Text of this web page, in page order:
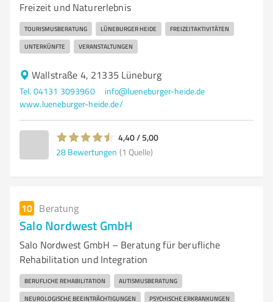
Freizeit und Naturerlebnis
TOURISMUSBERATUNG LÜNEBURGER HEIDE FREIZEITAKTIVITÄTEN
UNTERKÜNFTE VERANSTALTUNGEN
Wallstraße 4, 21335 Lüneburg
Tel. 04131 3093960
info@lueneburger-heide.de
www.lueneburger-heide.de/
4,40 / 5,00
28 Bewertungen (1 Quelle)
10 Beratung
Salo Nordwest GmbH
Salo Nordwest GmbH – Beratung für berufliche
Rehabilitation und Integration
BERUFLICHE REHABILITATION AUTISMUSBERATUNG
NEUROLOGISCHE BEEINTRÄCHTIGUNGEN PSYCHISCHE ERKRANKUNGEN